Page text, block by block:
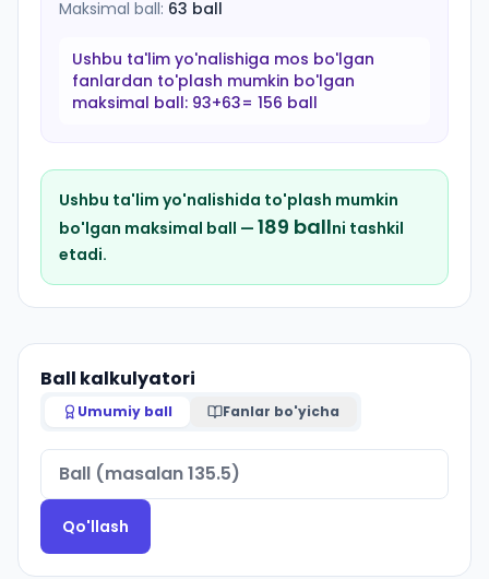
Maksimal ball: 63 ball
Ushbu ta'lim yo'nalishiga mos bo'lgan
fanlardan to'plash mumkin bo'lgan
maksimal ball: 93+63= 156 ball
Ushbu ta'lim yo'nalishida to'plash mumkin
bo'lgan maksimal ball — 189 ballni tashkil
etadi.
Ball kalkulyatori
Umumiy ball Fanlar bo'yicha
Qo'llash